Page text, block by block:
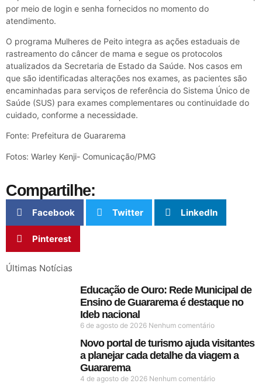
por meio de login e senha fornecidos no momento do
atendimento.
O programa Mulheres de Peito integra as ações estaduais de
rastreamento do câncer de mama e segue os protocolos
atualizados da Secretaria de Estado da Saúde. Nos casos em
que são identificadas alterações nos exames, as pacientes são
encaminhadas para serviços de referência do Sistema Único de
Saúde (SUS) para exames complementares ou continuidade do
cuidado, conforme a necessidade.
Fonte: Prefeitura de Guararema
Fotos: Warley Kenji- Comunicação/PMG
Compartilhe:
Facebook Twitter LinkedIn
Pinterest
Últimas Notícias
Educação de Ouro: Rede Municipal de
Ensino de Guararema é destaque no
Ideb nacional
6 de agosto de 2026 Nenhum comentário
Novo portal de turismo ajuda visitantes
a planejar cada detalhe da viagem a
Guararema
4 de agosto de 2026 Nenhum comentário